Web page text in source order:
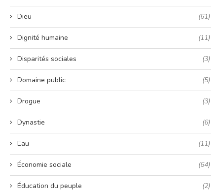
Dieu (61)
Dignité humaine (11)
Disparités sociales (3)
Domaine public (5)
Drogue (3)
Dynastie (6)
Eau (11)
Économie sociale (64)
Éducation du peuple (2)